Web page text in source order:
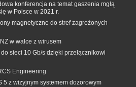
konferencja na temat gaszenia mgłą
w Polsce w 2021 r.
magnetyczne do stref zagrożonych
w walce z wirusem
sieci 10 Gb/s dzięki przełącznikowi
Engineering
5 z wizyjnym systemem dozorowym